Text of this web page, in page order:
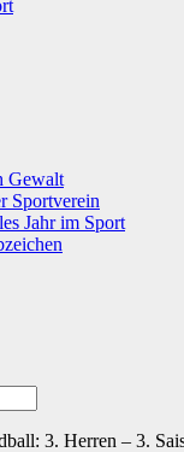
Gewalt
Sportverein
Jahr im Sport
3. Herren – 3.